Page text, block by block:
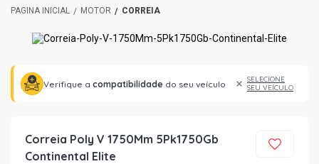
MOTOR CORREIA
Verifique a compatibilidade do seu veículo
SELECIONE
SEU VEÍCULO
Correia Poly V 1750Mm 5Pk1750Gb
Continental Elite